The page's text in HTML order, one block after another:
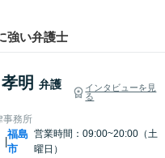
強い弁護士
明 弁護
インタビューを見
る
事務所
|
福島
市
営業時間：09:00~20:00（土
曜日）